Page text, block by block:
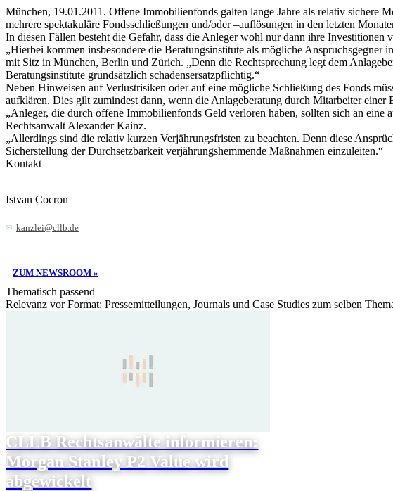
München, 19.01.2011. Offene Immobilienfonds galten lange Jahre als relativ sichere
mehrere spektakuläre Fondsschließungen und/oder –auflösungen in den letzten
In diesen Fällen besteht die Gefahr, dass die Anleger wohl nur dann ihre
„Hierbei kommen insbesondere die Beratungsinstitute als mögliche
mit Sitz in München, Berlin und Zürich. „Denn die Rechtsprechung legt dem
Beratungsinstitute grundsätzlich schadensersatzpflichtig.“
Neben Hinweisen auf Verlustrisiken oder auf eine mögliche Schließung des Fonds
aufklären. Dies gilt zumindest dann, wenn die Anlageberatung durch Mitarbeiter einer
„Anleger, die durch offene Immobilienfonds Geld verloren haben, sollten sich an eine
Rechtsanwalt Alexander Kainz.
„Allerdings sind die relativ kurzen Verjährungsfristen zu beachten. Denn diese
Sicherstellung der Durchsetzbarkeit verjährungshemmende Maßnahmen einzuleiten.“
Kontakt
Istvan Cocron
kanzlei@cllb.de
ZUM NEWSROOM »
Thematisch passend
Relevanz vor Format: Pressemitteilungen, Journals und Case Studies zum selben
CLLB Rechtsanwälte informieren:
Morgan Stanley P2 Value wird
abgewickelt